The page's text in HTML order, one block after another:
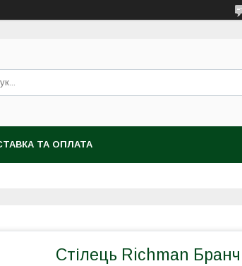
ТА ОПЛАТА
Стілець Richman